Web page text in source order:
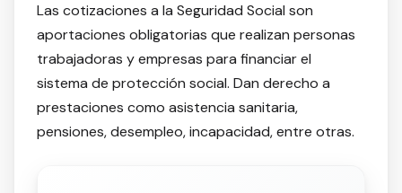
Las cotizaciones a la Seguridad Social son
aportaciones obligatorias que realizan personas
trabajadoras y empresas para financiar el
sistema de protección social. Dan derecho a
prestaciones como asistencia sanitaria,
pensiones, desempleo, incapacidad, entre otras.